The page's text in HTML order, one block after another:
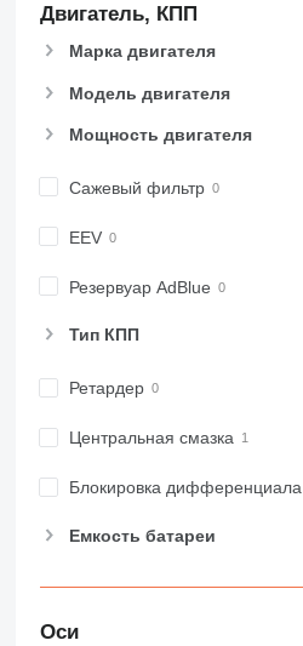
Двигатель, КПП
Марка двигателя
Модель двигателя
Мощность двигателя
Сажевый фильтр
EEV
Резервуар AdBlue
Тип КПП
Ретардер
Центральная смазка
Блокировка дифференциала
Емкость батареи
Оси